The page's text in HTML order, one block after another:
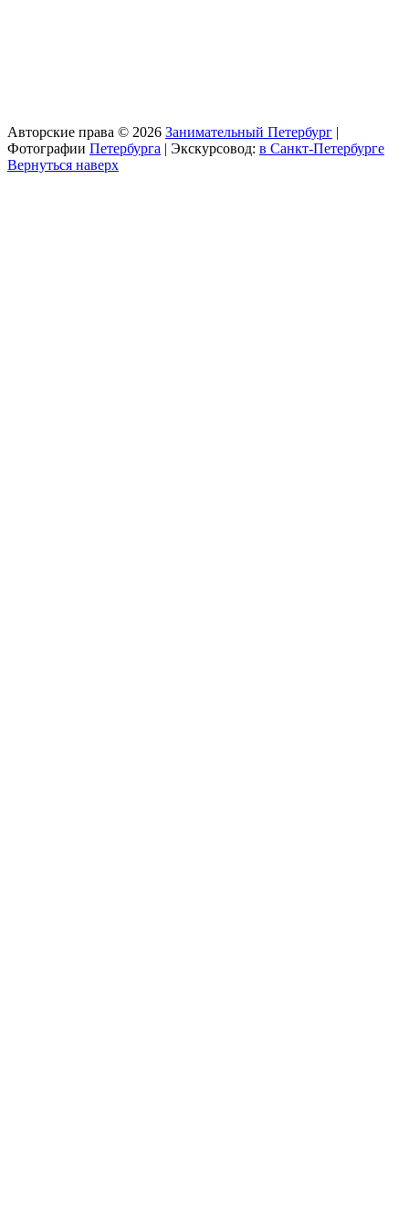
Авторские права © 2026 Занимательный Петербург |
Фотографии Петербурга | Экскурсовод: в Санкт-Петербурге
Вернуться наверх